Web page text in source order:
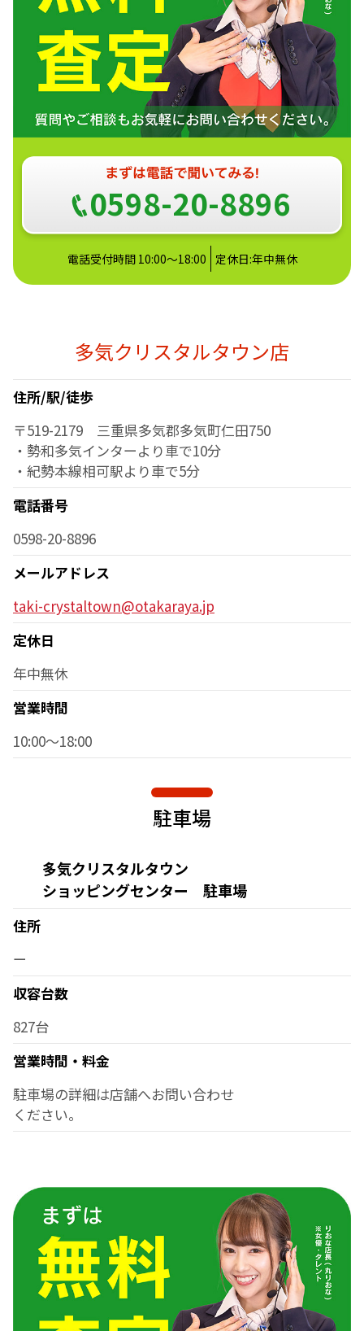
0598-20-8896
電話受付時間 10:00～18:00 定休日:年中無休
多気クリスタルタウン店
住所/駅/徒歩
〒519-2179 三重県多気郡多気町仁田750
・勢和多気インターより車で10分
・紀勢本線相可駅より車で5分
電話番号
0598-20-8896
メールアドレス
taki-crystaltown@otakaraya.jp
定休日
年中無休
営業時間
10:00～18:00
駐車場
多気クリスタルタウン
ショッピングセンター 駐車場
住所
ー
収容台数
827台
営業時間・料金
駐車場の詳細は店舗へお問い合わせ
ください。